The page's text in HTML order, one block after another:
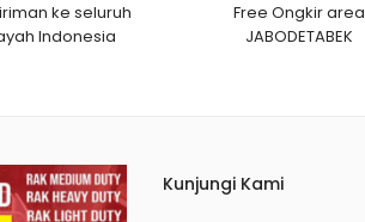
ke seluruh
Indonesia
Free Ongkir area
JABODETABEK
Kunjungi Kami